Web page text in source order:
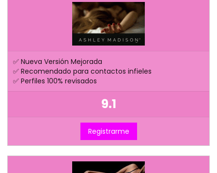
✅ Nueva Versión Mejorada
✅ Recomendado para contactos infieles
✅ Perfiles 100% revisados
9.1
Registrarme